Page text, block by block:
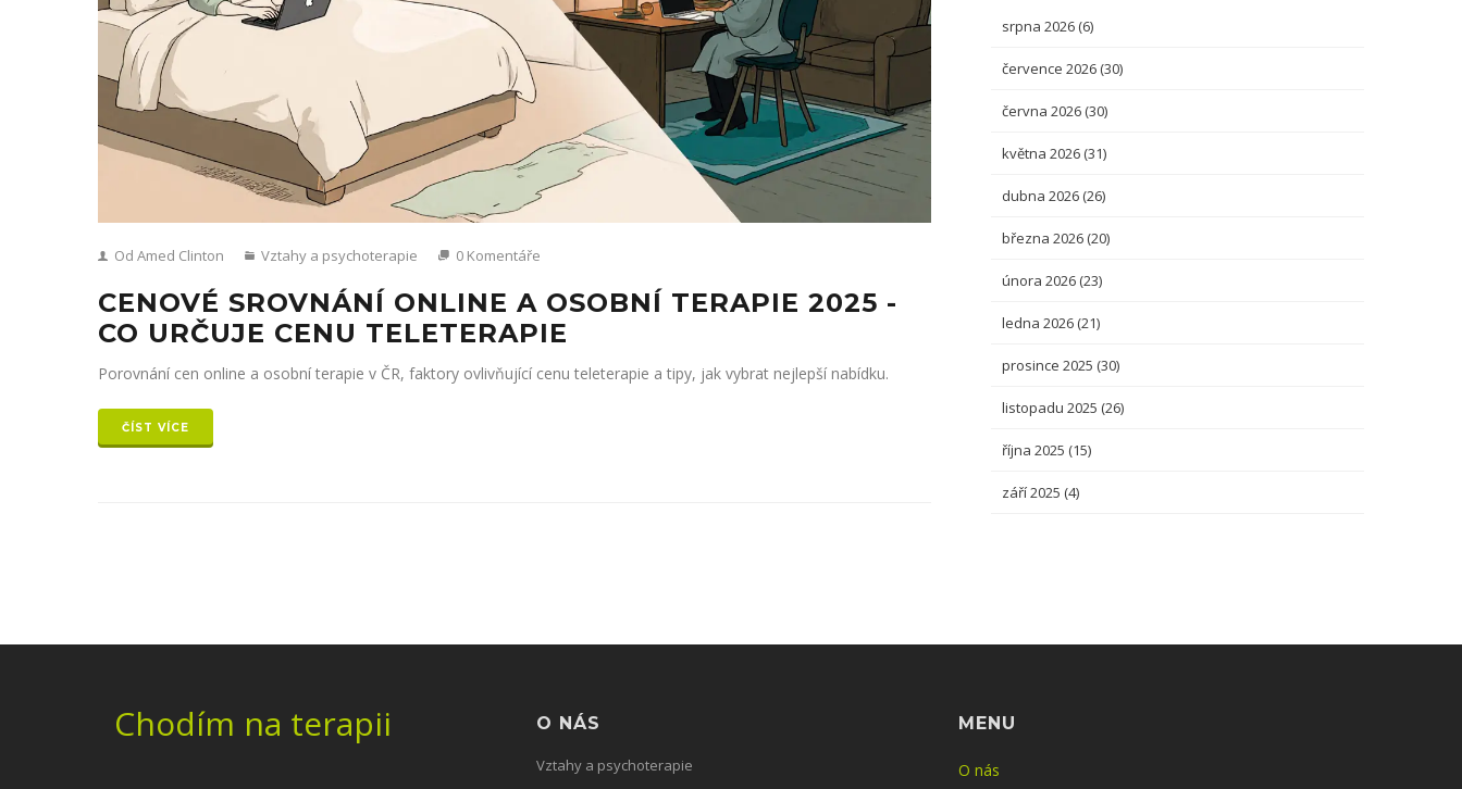
Od Amed Clinton Vztahy a psychoterapie 0 Komentáře
CENOVÉ SROVNÁNÍ ONLINE A OSOBNÍ TERAPIE 2025 -
CO URČUJE CENU TELETERAPIE
Porovnání cen online a osobní terapie v ČR, faktory ovlivňující cenu teleterapie a tipy, jak vybrat nejlepší nabídku.
ČÍST VÍCE
srpna 2026 (6)
července 2026 (30)
června 2026 (30)
května 2026 (31)
dubna 2026 (26)
března 2026 (20)
února 2026 (23)
ledna 2026 (21)
prosince 2025 (30)
listopadu 2025 (26)
října 2025 (15)
září 2025 (4)
Chodím na terapii O NÁS
Vztahy a psychoterapie
MENU
O nás